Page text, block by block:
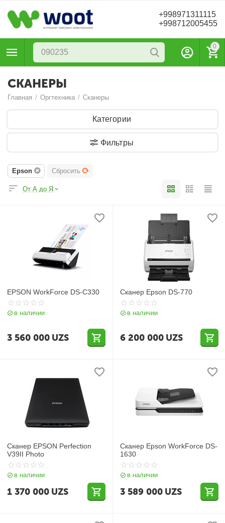
+998971311115
+998712005455
0
СКАНЕРЫ
Главная / Оргтехника / Сканеры
Категории
Фильтры
Epson Сбросить
От А до Я
EPSON WorkForce DS-C330
в наличии
3 560 000 UZS
Сканер Epson DS-770
в наличии
6 200 000 UZS
Сканер EPSON Perfection
V39II Photo
в наличии
1 370 000 UZS
Сканер Epson WorkForce DS-
1630
в наличии
3 589 000 UZS